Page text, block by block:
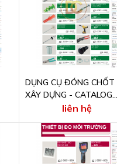
DỤNG CỤ ĐÓNG CHỐT
XÂY DỰNG - CATALOG
TIẾNG NHẬT ONLINE
liên hệ